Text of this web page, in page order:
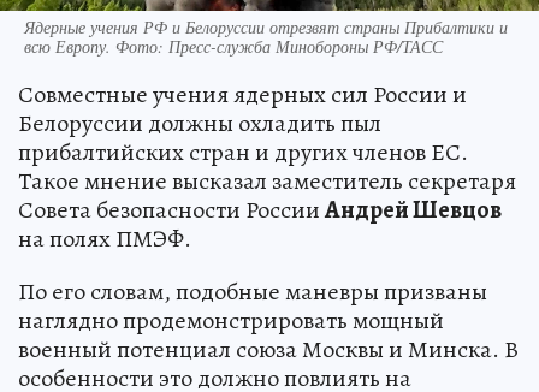
Ядерные учения РФ и Белоруссии отрезвят страны Прибалтики и
всю Европу. Фото: Пресс-служба Минобороны РФ/ТАСС
Совместные учения ядерных сил России и
Белоруссии должны охладить пыл
прибалтийских стран и других членов ЕС.
Такое мнение высказал заместитель секретаря
Совета безопасности РоссииАндрей Шевцов
на полях ПМЭФ.
По его словам, подобные маневры призваны
наглядно продемонстрировать мощный
военный потенциал союза Москвы и Минска. В
особенности это должно повлиять на